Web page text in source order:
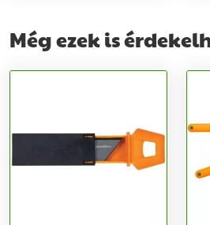
Még ezek is